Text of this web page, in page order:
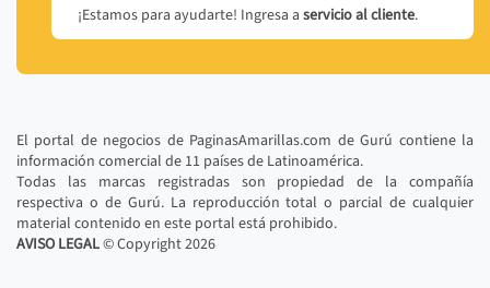
¡Estamos para ayudarte! Ingresa a servicio al cliente.
El portal de negocios de PaginasAmarillas.com de Gurú contiene la
información comercial de 11 países de Latinoamérica.
Todas las marcas registradas son propiedad de la compañía
respectiva o de Gurú. La reproducción total o parcial de cualquier
material contenido en este portal está prohibido.
AVISO LEGAL© Copyright2026